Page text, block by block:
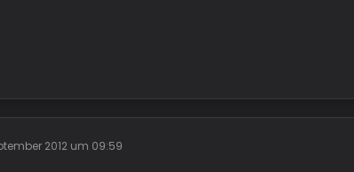
2012 um 09:59